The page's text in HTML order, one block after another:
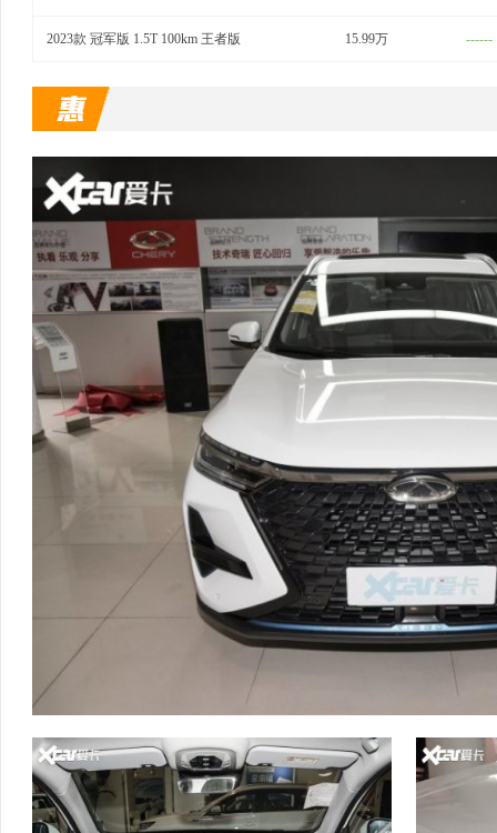
2023款 冠军版 1.5T 100km 王者版 15.99万 ------